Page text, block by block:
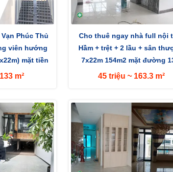
Phúc Thủ
viên hướng
mặt tiền
m²
Cho thuê ngay nhà full nội
Hầm + trệt + 2 lầu + sân
7x22m 154m2 mặt đường
hướng Tây
45 triệu ~ 163.3 m²